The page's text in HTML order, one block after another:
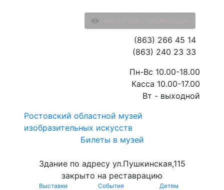
Ростовский областной музей
изобразительных искусств
Билеты в музей
Здание по адресу ул.Пушкинская,115
закрыто на реставрацию
Выставки События Детям
(863) 266 45 14
(863) 240 23 33
Пн-Вс 10.00-18.00
Касса 10.00-17.00
Вт - выходной